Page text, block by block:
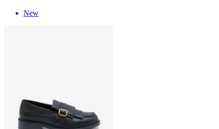
New